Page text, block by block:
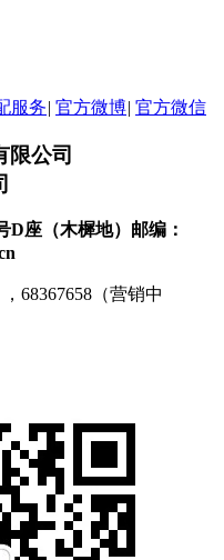
服务| 官方微博| 官方微信
限公司
座（木樨地） 邮编：
68367658（营销中